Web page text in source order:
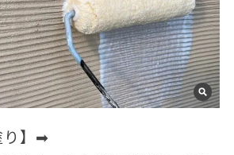
り】➡